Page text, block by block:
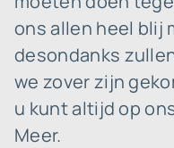
ons allen heel blij
desondanks
we zover zijn
u kunt altijd op
Meer.